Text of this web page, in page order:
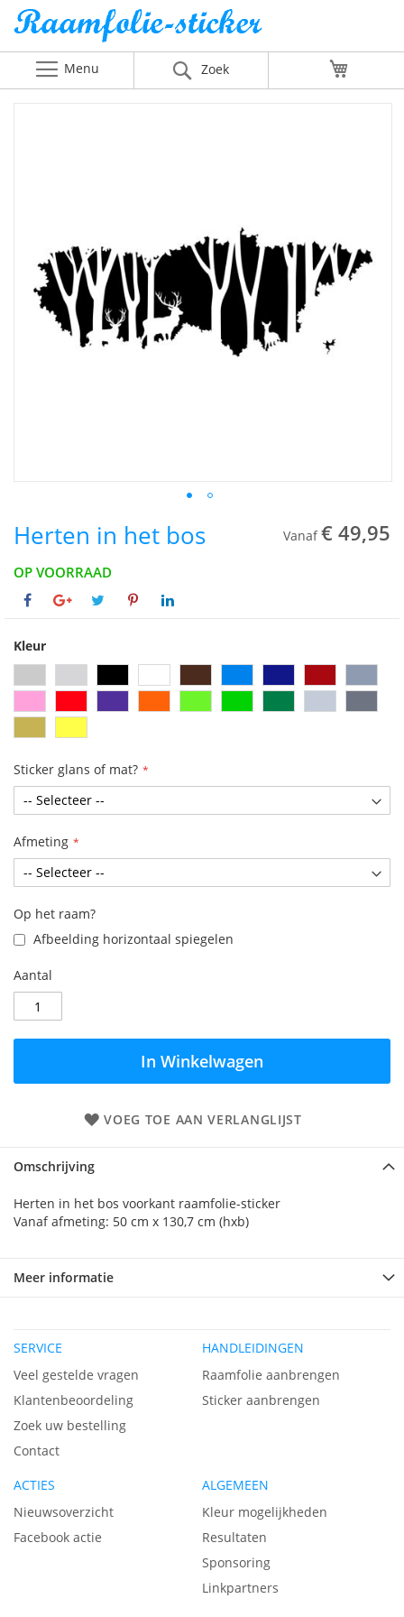
Menu Zoek
Herten in het bos Vanaf € 49,95
OP VOORRAAD
Kleur
Sticker glans of mat?
Afmeting
Op het raam?
Afbeelding horizontaal spiegelen
Aantal
In Winkelwagen
VOEG TOE AAN VERLANGLIJST
Omschrijving
Herten in het bos voorkant raamfolie-sticker
Vanaf afmeting: 50 cm x 130,7 cm (hxb)
Meer informatie
SERVICE
Veel gestelde vragen
Klantenbeoordeling
Zoek uw bestelling
Contact
HANDLEIDINGEN
Raamfolie aanbrengen
Sticker aanbrengen
ACTIES
Nieuwsoverzicht
Facebook actie
ALGEMEEN
Kleur mogelijkheden
Resultaten
Sponsoring
Linkpartners